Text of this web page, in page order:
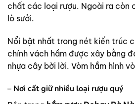
chất các loại rượu. Ngoài ra còn
lò sưởi.
Nổi bật nhất trong nét kiến trúc
chính vách hầm được xây bằng
nhựa cây bời lời. Vòm hầm hình
– Nơi cất giữ nhiều loại rượu quý